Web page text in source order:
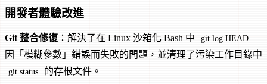
開發者體驗改進
Git 整合修復 ：解決了在 Linux 沙箱化 Bash 中 git log HEAD
因「模糊參數」錯誤而失敗的問題，並清理了污染工作目錄中
git status 的存根文件。